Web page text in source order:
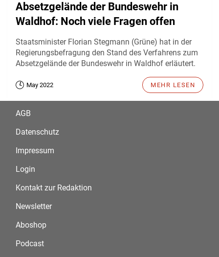
Absetzgelände der Bundeswehr in
Waldhof: Noch viele Fragen offen
Staatsminister Florian Stegmann (Grüne) hat in der
Regierungsbefragung den Stand des Verfahrens zum
Absetzgelände der Bundeswehr in Waldhof erläutert.
May 2022 MEHR LESEN
AGB
Datenschutz
Impressum
Login
Kontakt zur Redaktion
Newsletter
Aboshop
Podcast